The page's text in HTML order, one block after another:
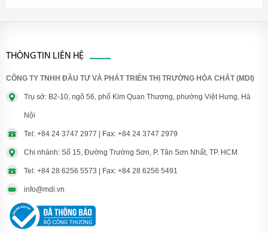
THÔNG TIN LIÊN HỆ
CÔNG TY TNHH ĐẦU TƯ VÀ PHÁT TRIỂN THỊ TRƯỜNG HÓA CHẤT (MDI)
Trụ sở: B2-10, ngõ 56, phố Kim Quan Thượng, phường Việt Hưng, Hà
Nội
Tel: +84 24 3747 2977 | Fax: +84 24 3747 2979
Chi nhánh: Số 15, Đường Trường Sơn, P. Tân Sơn Nhất, TP. HCM
Tel: +84 28 6256 5573 | Fax: +84 28 6256 5491
info@mdi.vn